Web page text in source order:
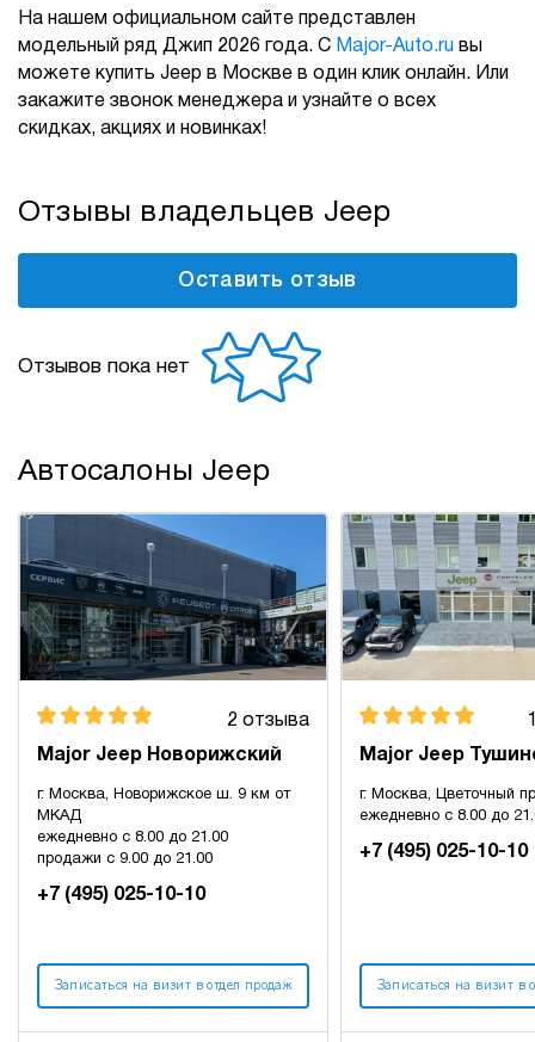
На нашем официальном сайте представлен
модельный ряд Джип 2026 года. С Major-Auto.ru вы
можете купить Jeep в Москве в один клик онлайн. Или
закажите звонок менеджера и узнайте о всех
скидках, акциях и новинках!
Отзывы владельцев Jeep
Оставить отзыв
Отзывов пока нет
Автосалоны Jeep
2 отзыва
Major Jeep Новорижский
г. Москва, Новорижское ш. 9 км от
МКАД
ежедневно с 8.00 до 21.00
продажи с 9.00 до 21.00
+7 (495) 025-10-10
Записаться на визит в отдел продаж
Major Jeep
г. Москва, Цветочный
ежедневно с 8.00 до
+7 (495) 025-10-10
Записаться на визит в